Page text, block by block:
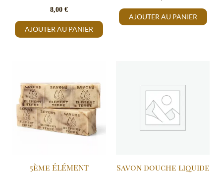
8,00€
AJOUTER AU PANIER
AJOUTER AU PANIER
5ème ÉLÉMENT
Savon douche liquide